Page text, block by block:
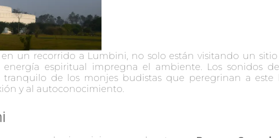
un recorrido a Lumbini, no solo están visitando un
espiritual impregna el ambiente. Los sonidos
de los monjes budistas que peregrinan a este
y al autoconocimiento.